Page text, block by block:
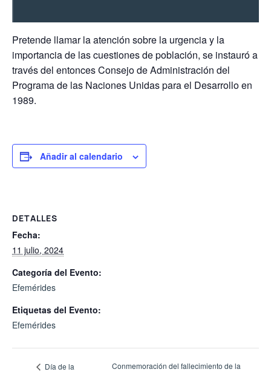
Pretende llamar la atención sobre la urgencia y la
importancia de las cuestiones de población, se instauró a
través del entonces Consejo de Administración del
Programa de las Naciones Unidas para el Desarrollo en
1989.
Añadir al calendario
DETALLES
Fecha:
11 julio, 2024
Categoría del Evento:
Efemérides
Etiquetas del Evento:
Efemérides
Día de la
Conmemoración del fallecimiento de la